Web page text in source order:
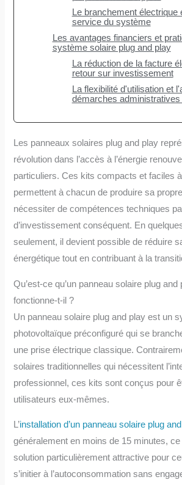
Le branchement électrique
service du système
Les avantages financiers et
système solaire plug and play
La réduction de la facture
retour sur investissement
La flexibilité d'utilisation et
démarches
Les panneaux solaires plug and play
révolution dans l’accès à l’énergie
particuliers. Ces kits compacts et faciles
permettent à chacun de produire sa
nécessiter de compétences techniques
d’investissement conséquent. En
seulement, il devient possible de réduire
énergétique tout en contribuant à la
Qu’est-ce qu’un panneau solaire plug
fonctionne-t-il ?
Un panneau solaire plug and play est un
photovoltaïque préconfiguré qui se
une prise électrique classique.
solaires traditionnelles qui nécessitent
professionnel, ces kits sont conçus pour
utilisateurs eux-mêmes.
L’installation d’un panneau solaire plug
généralement en moins de 15 minutes,
solution particulièrement attractive pour
s’initier à l’autoconsommation sans